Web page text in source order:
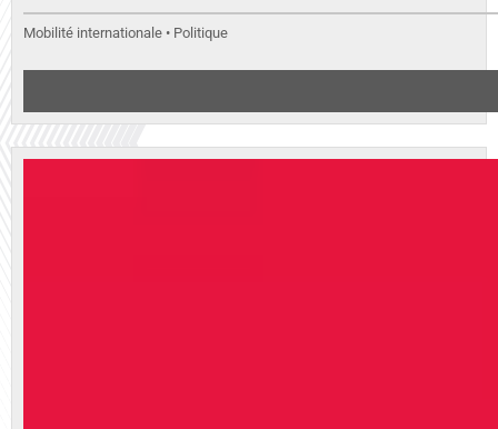
Mobilité internationale • Politique